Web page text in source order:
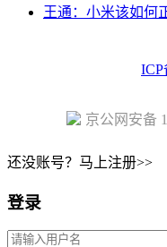
王通：小米该如何
ICP
京公网安备
还没账号？马上注册>>
登录